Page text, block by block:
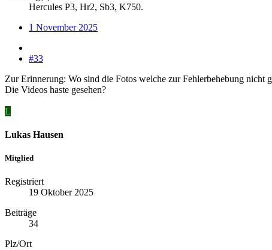
Hercules P3, Hr2, Sb3, K750.
1 November 2025
#33
Zur Erinnerung: Wo sind die Fotos welche zur Fehlerbehebung nicht
Die Videos haste gesehen?
L
Lukas Hausen
Mitglied
Registriert
19 Oktober 2025
Beiträge
34
Plz/Ort